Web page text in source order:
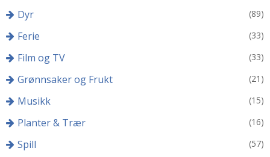
Dyr (89)
Ferie (33)
Film og TV (33)
Grønnsaker og Frukt (21)
Musikk (15)
Planter & Trær (16)
Spill (57)